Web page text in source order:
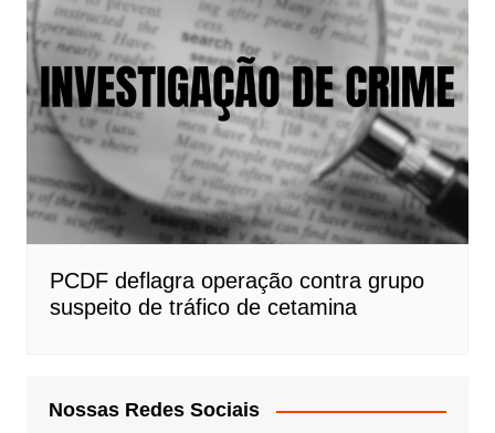
PCDF deflagra operação contra grupo
suspeito de tráfico de cetamina
Nossas Redes Sociais